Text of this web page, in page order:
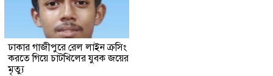
ঢাকার গাজীপুরে রেল লাইন ক্রসিং
করতে গিয়ে চাটখিলের যুবক জয়ের
মৃত্যু